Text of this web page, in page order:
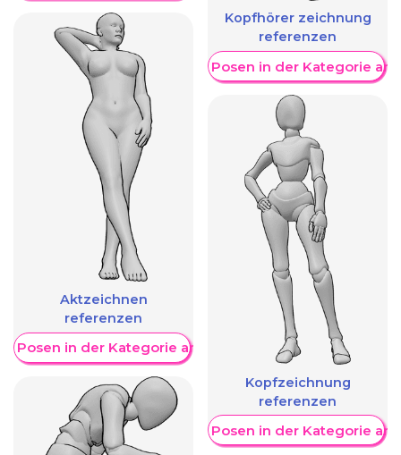
Aktzeichnen
referenzen
Posen in der Kategorie anzeigen
Kopfhörer zeichnung
referenzen
Weitere Posen in der Kategorie
Kopfzeichnung
referenzen
Weitere Posen in der Kategorie